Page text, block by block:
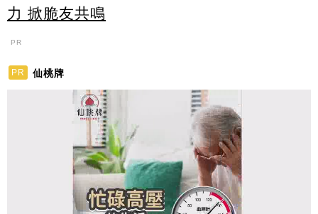
力 掀脆友共鳴
PR
PR 仙桃牌